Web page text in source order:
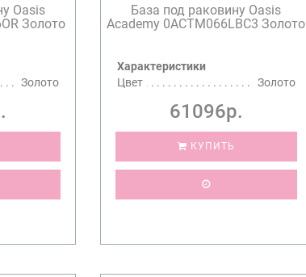
Oasis
Золото
Золото
База под раковину Oasis
Academy 0ACTM066LBC3 Золото
Характеристики
Цвет
Золото
61096р.
КУПИТЬ